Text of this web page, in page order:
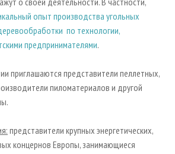
опыт производства угольных
по технологии,
предпринимателями.
приглашаются представители пеллетных,
пиломатериалов и другой
представители крупных энергетических,
концернов Европы, занимающиеся